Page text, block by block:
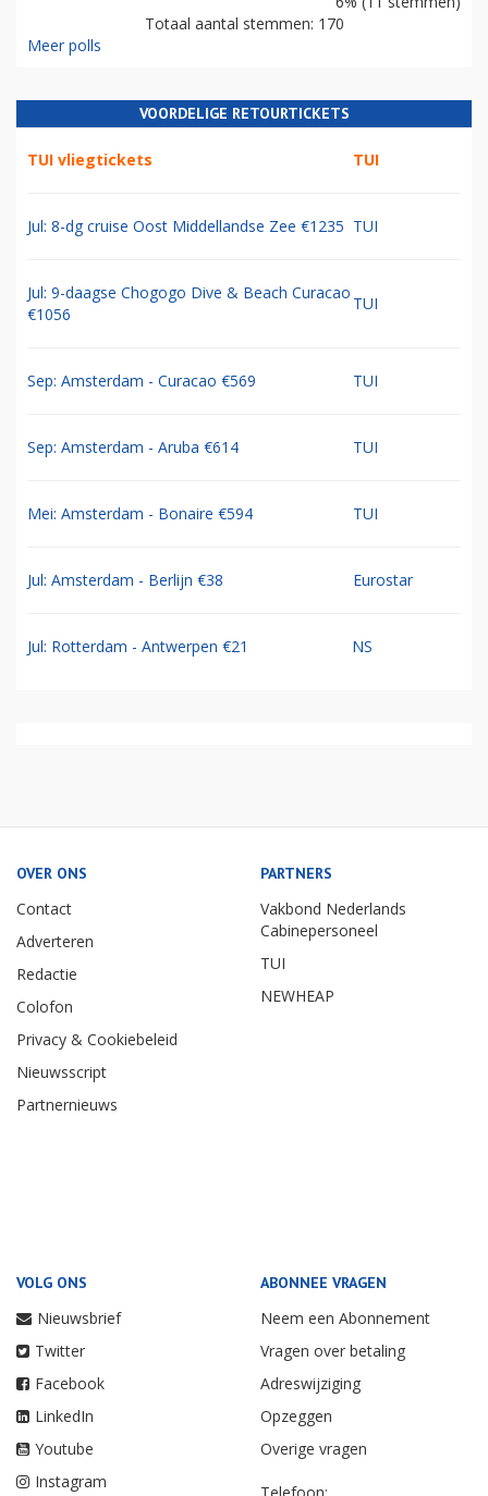
Totaal aantal stemmen: 170
Meer polls
VOORDELIGE RETOURTICKETS
TUI vliegtickets TUI
Jul: 8-dg cruise Oost Middellandse Zee €1235 TUI
Jul: 9-daagse Chogogo Dive & Beach Curacao
€1056
TUI
Sep: Amsterdam - Curacao €569 TUI
Sep: Amsterdam - Aruba €614 TUI
Mei: Amsterdam - Bonaire €594 TUI
Jul: Amsterdam - Berlijn €38 Eurostar
Jul: Rotterdam - Antwerpen €21 NS
OVER ONS
Contact
Adverteren
Redactie
Colofon
Privacy & Cookiebeleid
Nieuwsscript
Partnernieuws
PARTNERS
Vakbond Nederlands
Cabinepersoneel
TUI
NEWHEAP
VOLG ONS
Nieuwsbrief
Twitter
Facebook
LinkedIn
Youtube
Instagram
ABONNEE VRAGEN
Neem een Abonnement
Vragen over betaling
Adreswijziging
Opzeggen
Overige vragen